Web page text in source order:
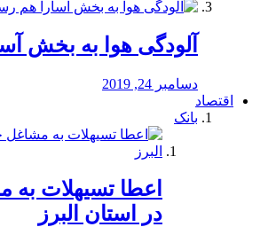
آلودگی هوا به بخش
دسامبر 24, 2019
اقتصاد
بانک
️اعطا تسیهلات
در استان البرز